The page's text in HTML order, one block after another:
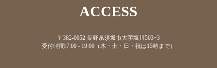
ACCESS
〒382-0052 長野県須坂市大字塩川503−3
受付時間:7:00 - 19:00（木・土・日・祝は15時まで）